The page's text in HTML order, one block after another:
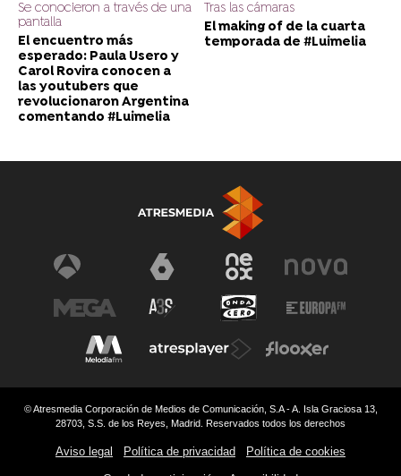
Se conocieron a través de una
pantalla
El encuentro más
esperado: Paula Usero y
Carol Rovira conocen a
las youtubers que
revolucionaron Argentina
comentando #Luimelia
Tras las cámaras
El making of de la cuarta
temporada de #Luimelia
© Atresmedia Corporación de Medios de Comunicación, S.A - A. Isla Graciosa 13,
28703, S.S. de los Reyes, Madrid. Reservados todos los derechos
Aviso legal Política de privacidad Política de cookies